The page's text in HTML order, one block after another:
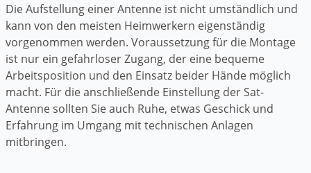
Die Aufstellung einer Antenne ist nicht umständlich und
kann von den meisten Heimwerkern eigenständig
vorgenommen werden. Voraussetzung für die Montage
ist nur ein gefahrloser Zugang, der eine bequeme
Arbeitsposition und den Einsatz beider Hände möglich
macht. Für die anschließende Einstellung der Sat-
Antenne sollten Sie auch Ruhe, etwas Geschick und
Erfahrung im Umgang mit technischen Anlagen
mitbringen.